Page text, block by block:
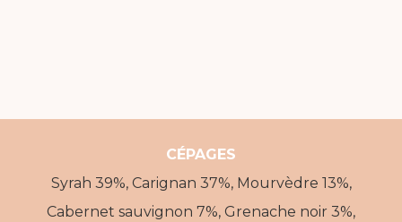
CÉPAGES
Syrah 39%, Carignan 37%, Mourvèdre 13%,
Cabernet sauvignon 7%, Grenache noir 3%,